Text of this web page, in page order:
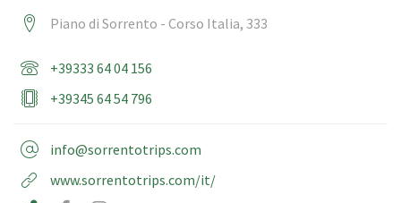
Piano di Sorrento - Corso Italia, 333
+39333 64 04 156
+39345 64 54 796
info@sorrentotrips.com
www.sorrentotrips.com/it/